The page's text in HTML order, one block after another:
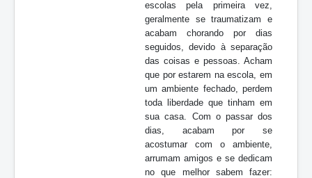
escolas pela primeira vez,
geralmente se traumatizam e
acabam chorando por dias
seguidos, devido à separação
das coisas e pessoas. Acham
que por estarem na escola, em
um ambiente fechado, perdem
toda liberdade que tinham em
sua casa. Com o passar dos
dias, acabam por se
acostumar com o ambiente,
arrumam amigos e se dedicam
no que melhor sabem fazer: